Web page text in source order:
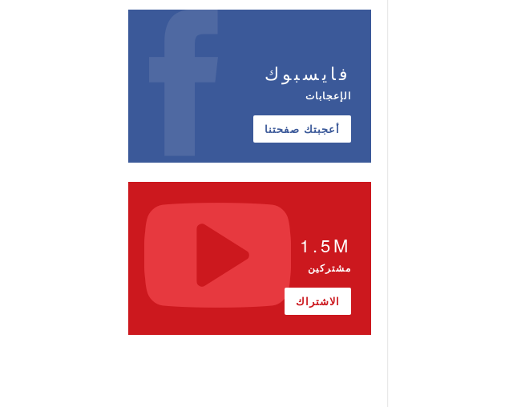
فايسبوك
الإعجابات
أعجبتك صفحتنا
1.5M
مشتركين
الاشتراك